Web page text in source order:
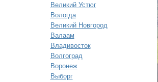
Великий Устюг
Вологда
Великий Новгород
Валаам
Владивосток
Волгоград
Воронеж
Выборг